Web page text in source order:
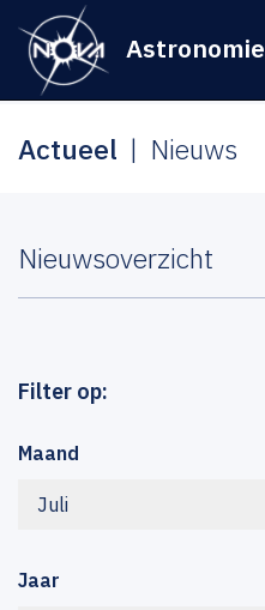
Astronomie
Actueel Nieuws
Nieuwsoverzicht
Filter op:
Maand
Juli
Jaar